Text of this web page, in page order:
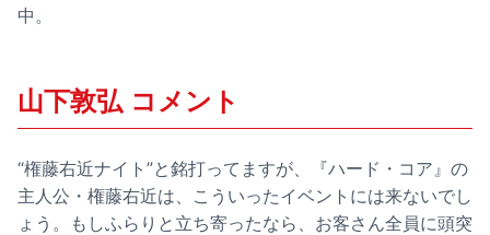
中。
山下敦弘 コメント
“権藤右近ナイト”と銘打ってますが、『ハード・コア』の
主人公・権藤右近は、こういったイベントには来ないでし
ょう。もしふらりと立ち寄ったなら、お客さん全員に頭突